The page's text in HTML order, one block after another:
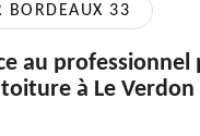
BORDEAUX 33
au professionnel
à Le Verdon